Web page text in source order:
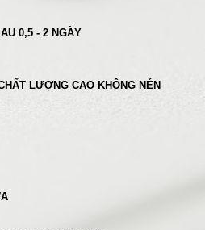
0,5 - 2 NGÀY
LƯỢNG CAO KHÔNG NÉN